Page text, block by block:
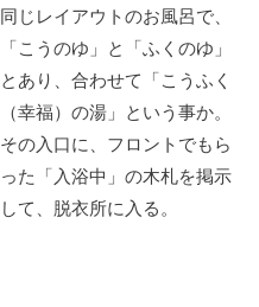
同じレイアウトのお風呂で、
「こうのゆ」と「ふくのゆ」
とあり、合わせて「こうふく
（幸福）の湯」という事か。
その入口に、フロントでもら
った「入浴中」の木札を掲示
して、脱衣所に入る。